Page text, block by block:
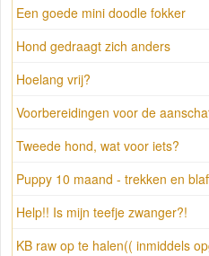
Een goede mini doodle fokker
Hond gedraagt zich anders
Hoelang vrij?
Voorbereidingen voor de
Tweede hond, wat voor iets?
Puppy 10 maand - trekken en
Help!! Is mijn teefje zwanger?!
KB raw op te halen(( inmiddels